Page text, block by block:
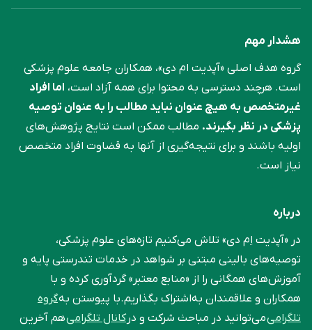
هشدار مهم
گروه هدف اصلی «آپدیت ام دی»، همکاران جامعه علوم ‌پزشکی
است. هرچند دسترسی به محتوا برای همه آزاد است، اما افراد
غیرمتخصص به هیچ عنوان نباید مطالب را به عنوان توصیه
پزشکی در نظر بگیرند. مطالب ممکن است نتایج پژوهش‌های
اولیه باشند و برای نتیجه‌گیری از آنها به قضاوت افراد متخصص
نیاز است.
درباره
در «آپدیت اِم دی» تلاش می‌کنیم تازه‌های علوم پزشکی،
توصیه‌های بالینی مبتنی بر شواهد در خدمات تندرستی پایه و
آموزش‌های همگانی را از «منابع معتبر» گردآوری کرده و با
همکاران و علاقمندان به‌اشتراک بگذاریم.با پیوستن بهگروه
تلگرامیمی‌توانید در مباحث شرکت و درکانال تلگرامیهم آخرین